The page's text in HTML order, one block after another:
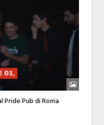
Pride Pub di Roma